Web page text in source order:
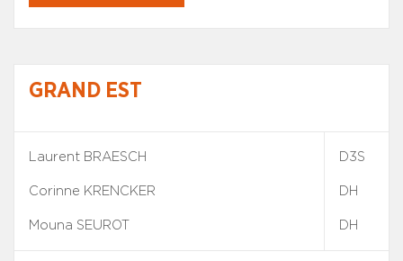
GRAND EST
Laurent BRAESCH
Corinne KRENCKER
Mouna SEUROT
D3S
DH
DH